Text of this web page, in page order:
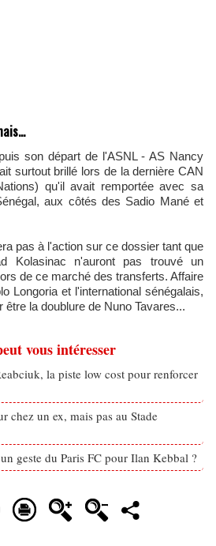
surtout brillé lors de la dernière CAN
qu'il avait remportée avec sa
aux côtés des Sadio Mané et
pas à l'action sur ce dossier tant que
Kolasinac n'auront pas trouvé un
de ce marché des transferts. Affaire
Longoria et l'international sénégalais,
être la doublure de Nuno Tavares...
vous intéresser
la piste low cost pour renforcer
chez un ex, mais pas au Stade
geste du Paris FC pour Ilan Kebbal ?